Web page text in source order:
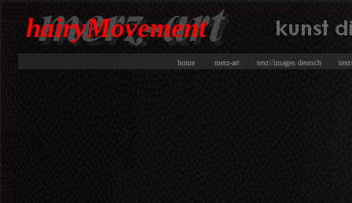
hairyMovement
home merz-art text//images deutsch